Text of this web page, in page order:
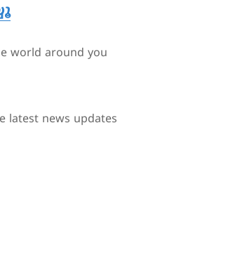
world around you
latest news updates